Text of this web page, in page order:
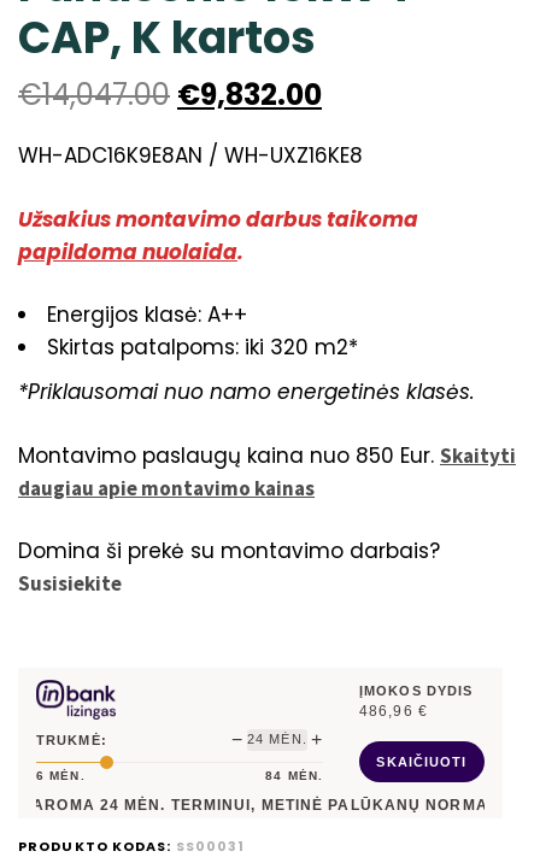
CAP, K kartos
€14,047.00 €9,832.00
WH-ADC16K9E8AN / WH-UXZ16KE8
Užsakius montavimo darbus taikoma
papildoma nuolaida.
Energijos klasė: A++
Skirtas patalpoms: iki 320 m2*
*Priklausomai nuo namo energetinės klasės.
Montavimo paslaugų kaina nuo 850 Eur. Skaityti
daugiau apie montavimo kainas
Domina ši prekė su montavimo darbais?
Susisiekite
TRUKMĖ: − 24 MĖN. +
6 MĖN. 84 MĖN.
ĮMOKOS DYDIS
486,96 €
SKAIČIUOTI
24MĖN. TERMINUI, METINĖ PALŪKANŲ NORMA –7,90%
PRODUKTO KODAS: SS00031